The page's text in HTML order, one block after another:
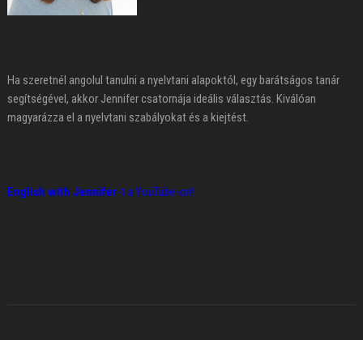
Ha szeretnél angolul tanulni a nyelvtani alapoktól, egy barátságos tanár
segítségével, akkor Jennifer csatornája ideális választás. Kiválóan
magyarázza el a nyelvtani szabályokat és a kiejtést.
English with Jennifer-t a YouTube-on!